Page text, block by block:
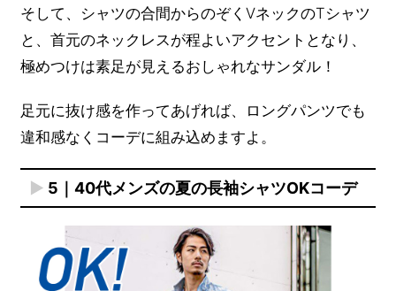
そして、シャツの合間からのぞくVネックのTシャツ
と、首元のネックレスが程よいアクセントとなり、
極めつけは素足が見えるおしゃれなサンダル！
足元に抜け感を作ってあげれば、ロングパンツでも
違和感なくコーデに組み込めますよ。
5｜40代メンズの夏の長袖シャツOKコーデ